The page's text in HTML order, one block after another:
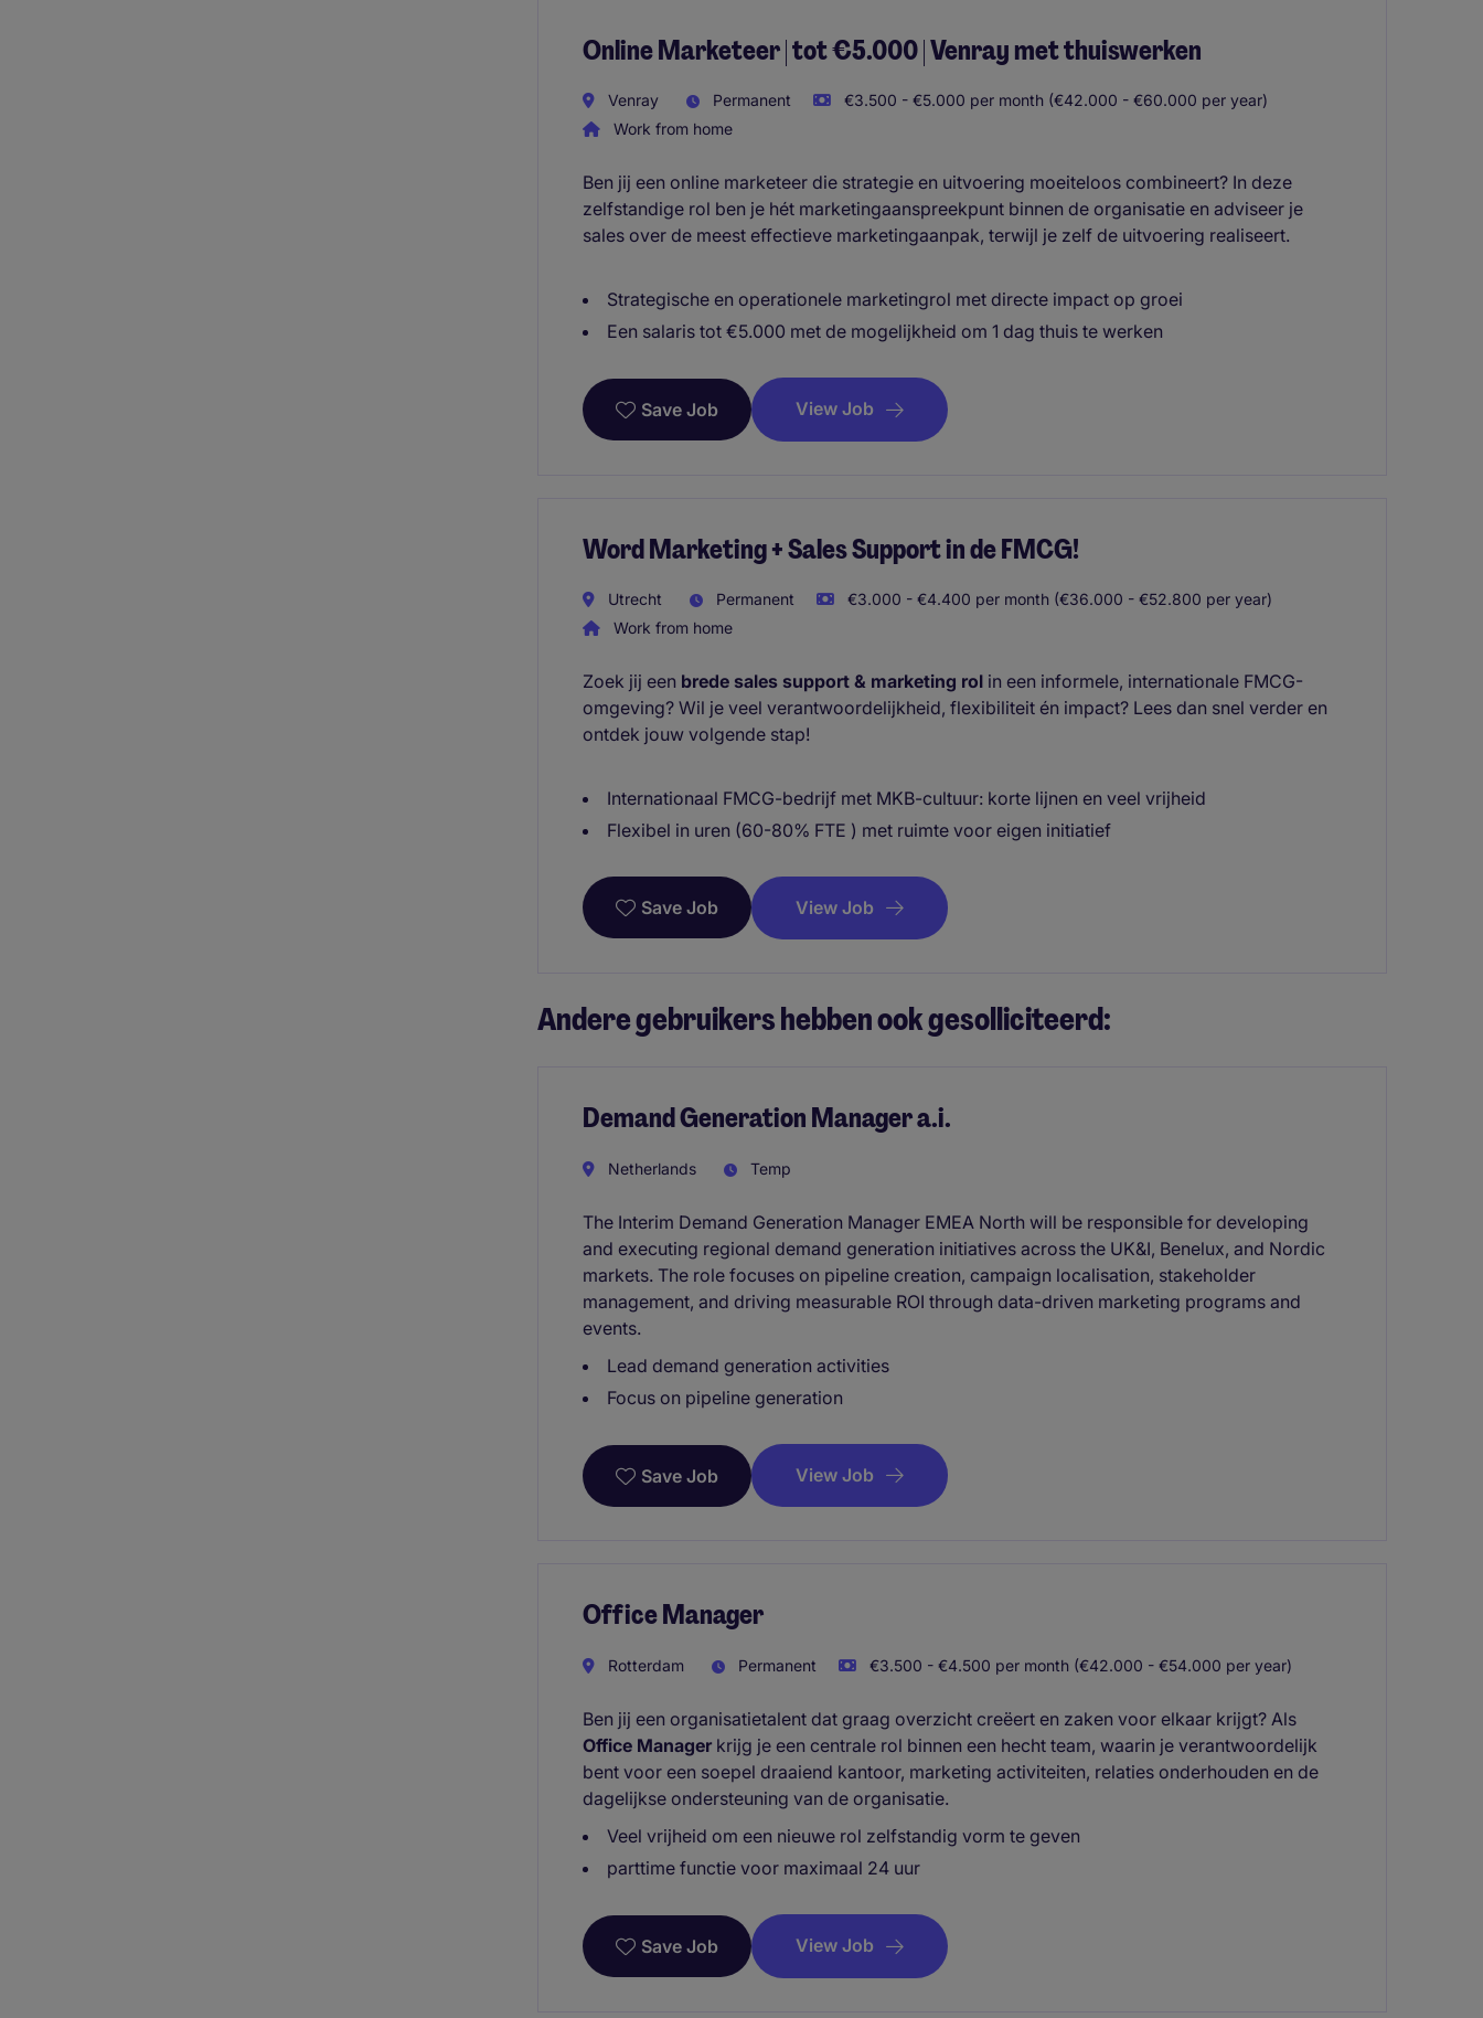
Online Marketeer | tot €5.000 | Venray met thuiswerken
Venray Permanent
€3.500 - €5.000 per month (€42.000 - €60.000 per year)
Work from home
Ben jij een online marketeer die strategie en uitvoering moeiteloos combineert? In deze
zelfstandige rol ben je hét marketingaanspreekpunt binnen de organisatie en adviseer je
sales over de meest effectieve marketingaanpak, terwijl je zelf de uitvoering realiseert.
Strategische en operationele marketingrol met directe impact op groei
Een salaris tot €5.000 met de mogelijkheid om 1 dag thuis te werken
Save Job View Job
Word Marketing + Sales Support in de FMCG!
Utrecht Permanent
€3.000 - €4.400 per month (€36.000 - €52.800 per year)
Work from home
Zoek jij een brede sales support & marketing rol in een informele, internationale FMCG-
omgeving? Wil je veel verantwoordelijkheid, flexibiliteit én impact? Lees dan snel verder en
ontdek jouw volgende stap!
Internationaal FMCG-bedrijf met MKB-cultuur: korte lijnen en veel vrijheid
Flexibel in uren (60-80% FTE ) met ruimte voor eigen initiatief
Save Job View Job
Andere gebruikers hebben ook gesolliciteerd:
Demand Generation Manager a.i.
Netherlands Temp
The Interim Demand Generation Manager EMEA North will be responsible for developing
and executing regional demand generation initiatives across the UK&I, Benelux, and Nordic
markets. The role focuses on pipeline creation, campaign localisation, stakeholder
management, and driving measurable ROI through data-driven marketing programs and
events.
Lead demand generation activities
Focus on pipeline generation
Save Job View Job
Office Manager
Rotterdam Permanent €3.500 - €4.500 per month (€42.000 - €54.000 per year)
Ben jij een organisatietalent dat graag overzicht creëert en zaken voor elkaar krijgt? Als
Office Manager krijg je een centrale rol binnen een hecht team, waarin je verantwoordelijk
bent voor een soepel draaiend kantoor, marketing activiteiten, relaties onderhouden en de
dagelijkse ondersteuning van de organisatie.
Veel vrijheid om een nieuwe rol zelfstandig vorm te geven
parttime functie voor maximaal 24 uur
Save Job View Job